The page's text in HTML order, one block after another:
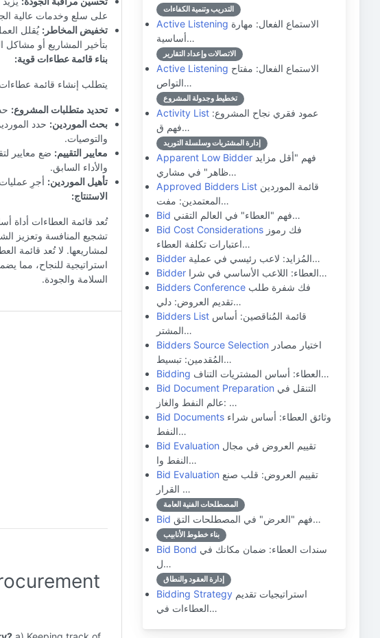
على سلع وخدمات عالية
تخفيض المخاطر: يُقلل
بتأخير المشاريع أو مشاكل
بناء قائمة عطاءات قوية:
يتطلب إنشاء قائمة
تحديد متطلبات المشروع:
بحث الموردين: حدد
والتوصيات.
معايير التقييم: ضع معايير
والأداء السابق.
تأهيل الموردين: أجرِ
الاستنتاج:
تُعد قائمة العطاءات أداة
تشجيع المنافسة وتعزيز
لمشاريعها. لا تُعد قائمة
استراتيجية للنجاح، مما
السلامة والجودة.
التدريب وتنمية الكفاءات
Active Listening
أساسية…
الاتصالات وإعداد التقارير
Active Listening
التواص…
تخطيط وجدولة المشروع
Activity List
فهم ق…
إدارة المشتريات وسلسلة التوريد
Apparent Low Bidder
ظاهر" في مشاري…
Approved Bidders List
المعتمدين: مفت…
Bid
فهم "العطاء" في العالم التقني…
Bid Cost Considerations
اعتبارات تكلفة العطاء…
Bidder
المُزايد: لاعب رئيسي في عملية…
Bidder
العطاء: اللاعب الأساسي في شرا…
Bidders Conference
تقديم العروض: دلي…
Bidders List
المشتر…
Bidders Source Selection
المُقدمين: تبسيط…
Bidding
العطاء: أساس المشتريات التناف…
Bid Document Preparation
عالم النفط والغاز: …
Bid Documents
النفط…
Bid Evaluation
النفط وا…
Bid Evaluation
القرار …
المصطلحات الفنية العامة
Bid فهم "العرض" في المصطلحات التق…
بناء خطوط الأنابيب
Bid Bond
ل…
إدارة العقود والنطاق
Bidding Strategy
العطاءات في…